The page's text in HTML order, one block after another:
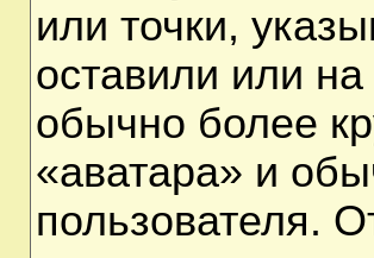
или точки,
оставили или
обычно более
«аватара» и
пользователя.